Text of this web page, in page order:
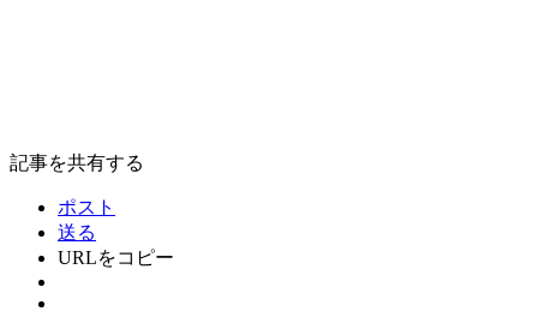
記事を共有する
ポスト
送る
URLをコピー